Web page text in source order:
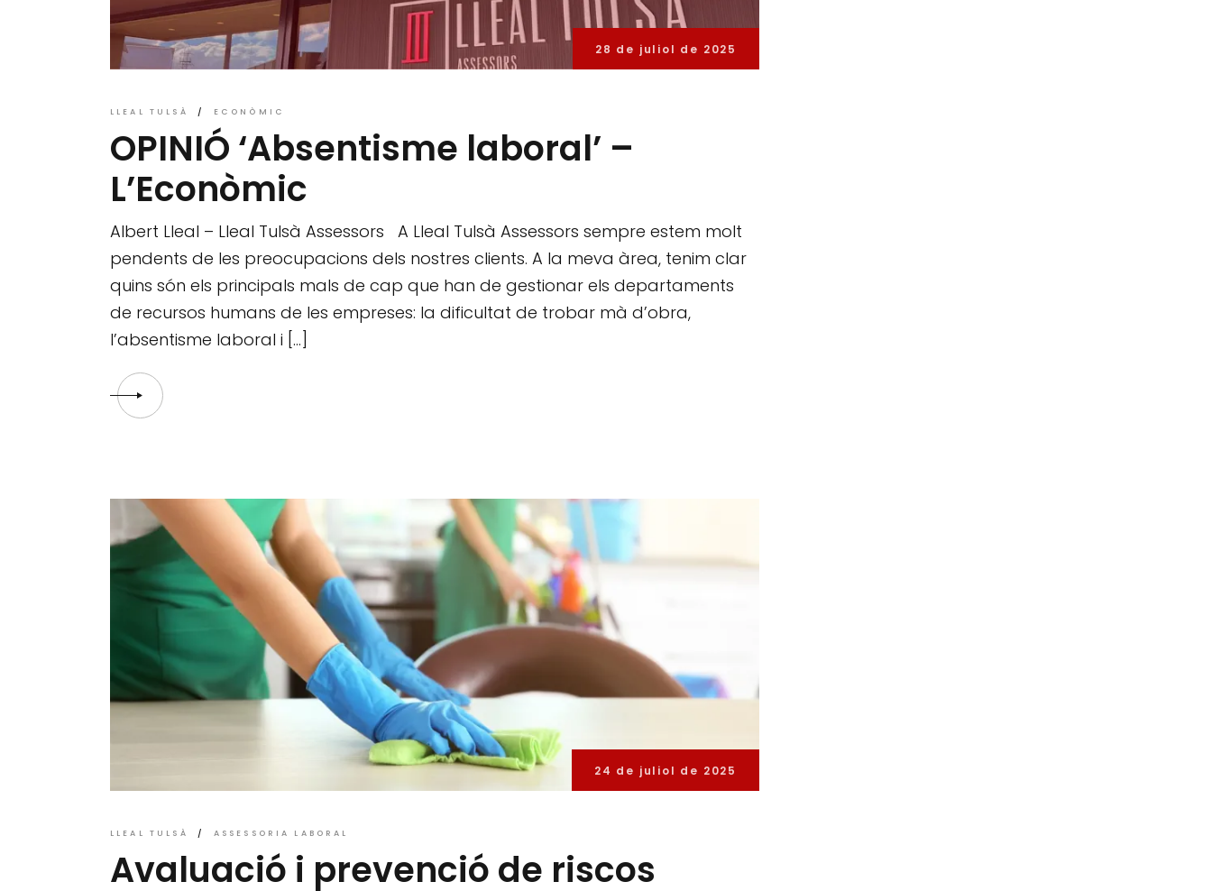
28 de juliol de 2025
LLEAL TULSÀ ECONÒMIC
OPINIÓ ‘Absentisme laboral’ –
L’Econòmic
Albert Lleal – Lleal Tulsà Assessors A Lleal Tulsà Assessors sempre estem molt
pendents de les preocupacions dels nostres clients. A la meva àrea, tenim clar
quins són els principals mals de cap que han de gestionar els departaments
de recursos humans de les empreses: la dificultat de trobar mà d’obra,
l’absentisme laboral i […]
24 de juliol de 2025
LLEAL TULSÀ ASSESSORIA LABORAL
Avaluació i prevenció de riscos